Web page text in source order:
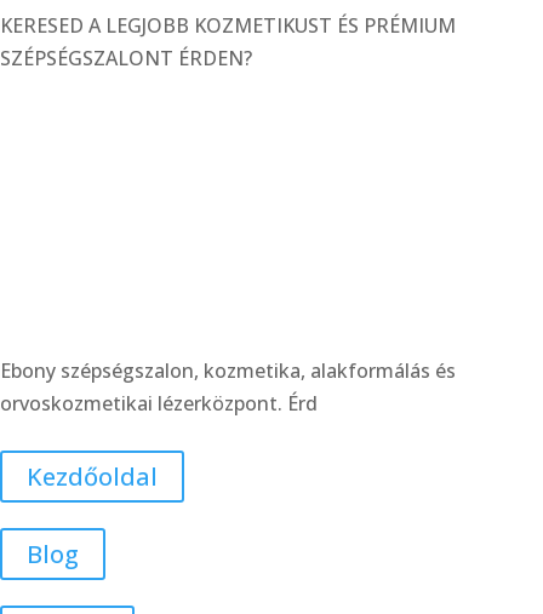
KERESED A LEGJOBB KOZMETIKUST ÉS PRÉMIUM
SZÉPSÉGSZALONT ÉRDEN?
Ebony szépségszalon, kozmetika, alakformálás és
orvoskozmetikai lézerközpont. Érd
Kezdőoldal
Blog